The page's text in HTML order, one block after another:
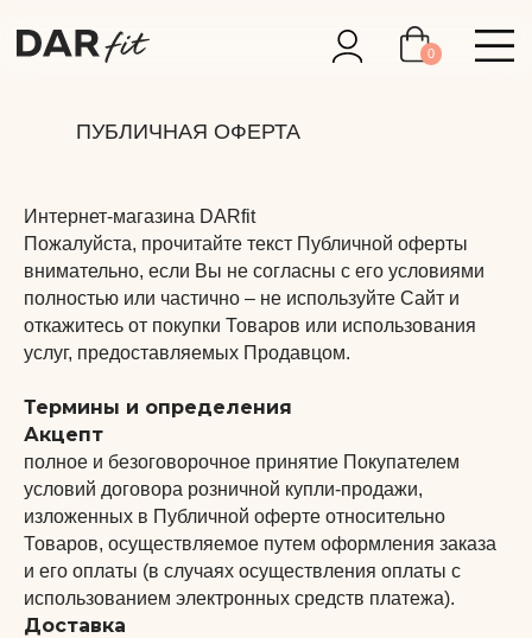
ПУБЛИЧНАЯ ОФЕРТА
Интернет-магазина DARfit
Пожалуйста, прочитайте текст Публичной оферты
внимательно, если Вы не согласны с его условиями
полностью или частично – не используйте Сайт и
откажитесь от покупки Товаров или использования
услуг, предоставляемых Продавцом.
Термины и определения
Акцепт
полное и безоговорочное принятие Покупателем
условий договора розничной купли-продажи,
изложенных в Публичной оферте относительно
Товаров, осуществляемое путем оформления заказа
и его оплаты (в случаях осуществления оплаты с
использованием электронных средств платежа).
Доставка